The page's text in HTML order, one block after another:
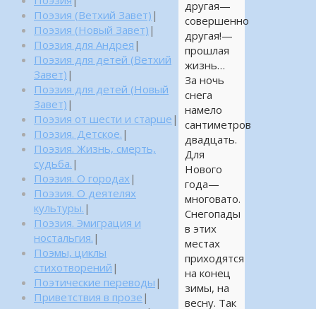
другая—
совершенно
другая!—
прошлая
жизнь…
За ночь
снега
намело
сантиметров
двадцать.
Для
Нового
года—
многовато.
Снегопады
в этих
местах
приходятся
на конец
зимы, на
весну. Так
Поэзия (Ветхий Завет) |
Поэзия (Новый Завет) |
Поэзия для Андрея |
Поэзия для детей (Ветхий
Завет) |
Поэзия для детей (Новый
Завет) |
Поэзия от шести и старше |
Поэзия. Детское. |
Поэзия. Жизнь, смерть,
судьба. |
Поэзия. О городах |
Поэзия. О деятелях
культуры. |
Поэзия. Эмиграция и
ностальгия. |
Поэмы, циклы
стихотворений |
Поэтические переводы |
Приветствия в прозе |